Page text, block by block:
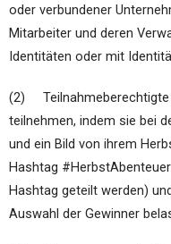
oder verbundener
Mitarbeiter und deren
Identitäten oder mit
(2) Teilnahmeberechtigte
teilnehmen, indem sie bei
und ein Bild von ihrem
Hashtag
Hashtag geteilt werden)
Auswahl der Gewinner